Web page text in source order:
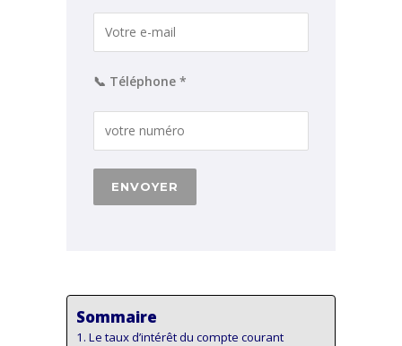
📞 Téléphone *
Sommaire
Le taux d’intérêt du compte courant